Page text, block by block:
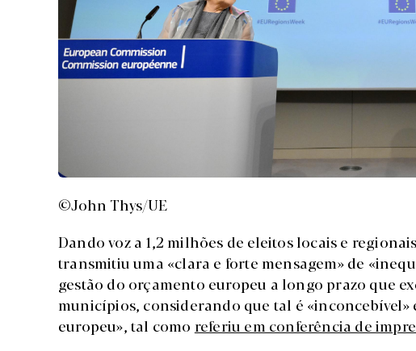
©John Thys/UE
Dando voz a 1,2 milhões de eleitos locais e
transmitiu uma «clara e forte mensagem» de
gestão do orçamento europeu a longo prazo que
municípios, considerando que tal é «inconcebível»
europeu», tal como referiu em conferência de